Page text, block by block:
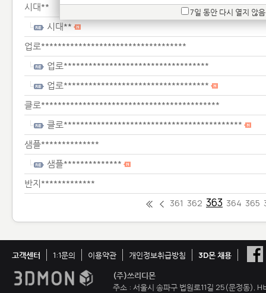
시대**
시대**
업로***********************************
업로***********************************
업로***********************************
클로*******************************************
클로*******************************************
샘플**************
샘플**************
반지*************
361 362 363 364 365
고객센터 1:1문의 이용약관 개인정보취급방침
3D몬 채용
(주)쓰리디몬
주소 : 서울시 송파구 법원로11길 25(문정동),
7일 동안 다시 열지 않음